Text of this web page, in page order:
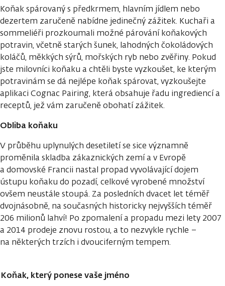
Koňak spárovaný s předkrmem, hlavním jídlem nebo
dezertem zaručeně nabídne jedinečný zážitek. Kuchaři a
sommeliéři prozkoumali možné párování koňakových
potravin, včetně starých šunek, lahodných čokoládových
koláčů, měkkých sýrů, mořských ryb nebo zvěřiny. Pokud
jste milovníci koňaku a chtěli byste vyzkoušet, ke kterým
potravinám se dá nejlépe koňak spárovat, vyzkoušejte
aplikaci Cognac Pairing, která obsahuje řadu ingrediencí a
receptů, jež vám zaručeně obohatí zážitek.
Obliba koňaku
V průběhu uplynulých desetiletí se sice významně
proměnila skladba zákaznických zemí a v Evropě
a domovské Francii nastal propad vyvolávající dojem
ústupu koňaku do pozadí, celkové vyrobené množství
ovšem neustále stoupá. Za posledních dvacet let téměř
dvojnásobně, na současných historicky nejvyšších téměř
206 milionů lahví! Po zpomalení a propadu mezi lety 2007
a 2014 prodeje znovu rostou, a to nezvykle rychle –
na některých trzích i dvouciferným tempem.
Koňak, který ponese vaše jméno